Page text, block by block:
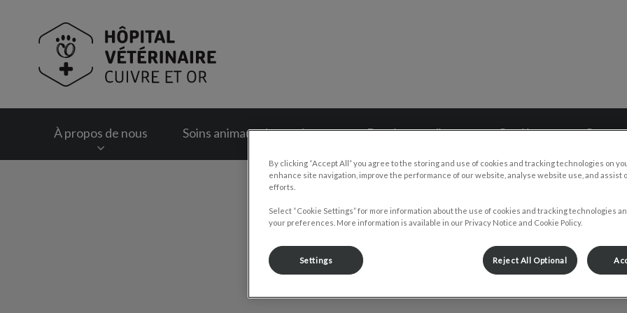
À propos de nous Soins animaux domestiques Boutique en ligne Carrières
Marie-Eve
By clicking “Accept All” you agree to the storing and use of cookies and tracking technologies on
enhance site navigation, improve the performance of our website, analyse website use, and assist
efforts.
Select “Cookie Settings” for more information about the use of cookies and tracking technologies
your preferences. More information is available in our Privacy Notice and Cookie Policy.
Settings Reject All Optional